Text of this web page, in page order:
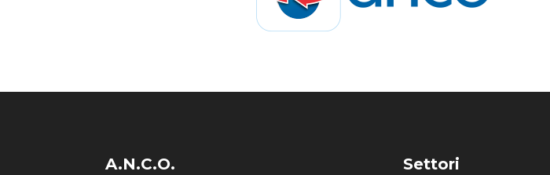
A.N.C.O. Settori